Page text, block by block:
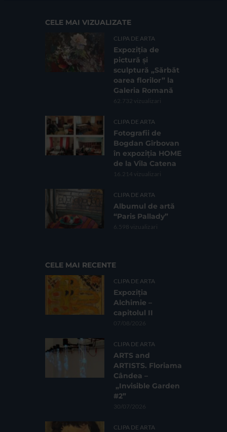
CELE MAI VIZUALIZATE
CLIPA DE ARTA
Expoziția de
pictură și
sculptură „Sărbăt
oarea florilor” la
Galeria Romană
62.732 vizualizari
CLIPA DE ARTA
Fotografii de
Bogdan Gîrbovan
în expoziția HOME
de la Vila Catena
16.214 vizualizari
CLIPA DE ARTA
Albumul de artă
“Paris Pallady”
6.598 vizualizari
CELE MAI RECENTE
CLIPA DE ARTA
Expoziția
Alchimie –
capitolul II
07/08/2026
CLIPA DE ARTA
ARTS and
ARTISTS. Floriama
Cândea –
„Invisible Garden
#2”
30/07/2026
CLIPA DE ARTA